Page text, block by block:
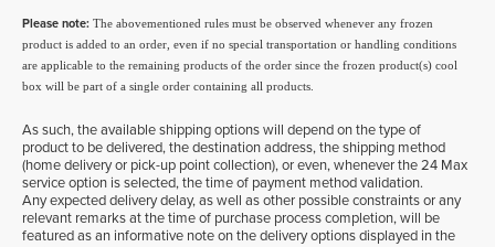
Please note: The abovementioned rules must be observed whenever any frozen
product is added to an order, even if no special transportation or handling conditions
are applicable to the remaining products of the order since the frozen product(s) cool
box will be part of a single order containing all products.
As such, the available shipping options will depend on the type of
product to be delivered, the destination address, the shipping method
(home delivery or pick-up point collection), or even, whenever the 24 Max
service option is selected, the time of payment method validation.
Any expected delivery delay, as well as other possible constraints or any
relevant remarks at the time of purchase process completion, will be
featured as an informative note on the delivery options displayed in the